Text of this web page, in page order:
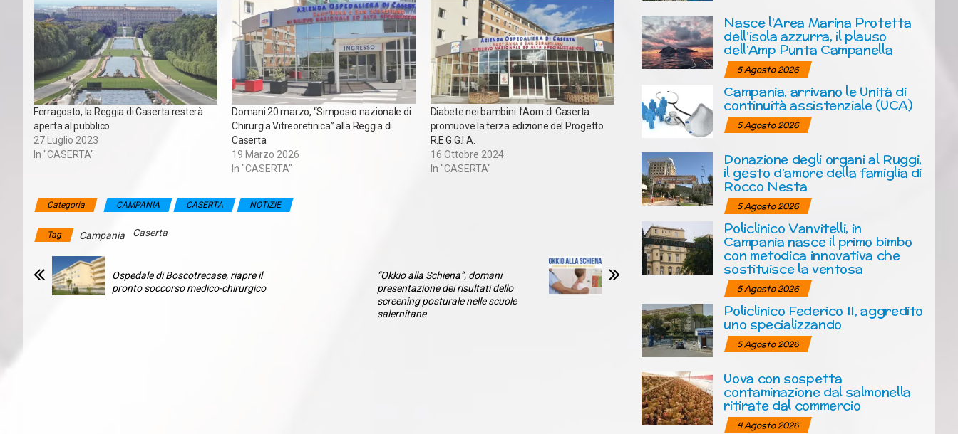
Ferragosto, la Reggia di Caserta resterà
aperta al pubblico
27 Luglio 2023
In "CASERTA"
Domani 20 marzo, “Simposio nazionale di
Chirurgia Vitreoretinica” alla Reggia di
Caserta
19 Marzo 2026
In "CASERTA"
Diabete nei bambini: l’Aorn di Caserta
promuove la terza edizione del Progetto
R.E.G.G.I.A.
16 Ottobre 2024
In "CASERTA"
Categoria CAMPANIA CASERTA NOTIZIE
Tag Campania Caserta
Ospedale di Boscotrecase, riapre il
pronto soccorso medico-chirurgico
“Okkio alla Schiena”, domani
presentazione dei risultati dello
screening posturale nelle scuole
salernitane
Nasce l’Area Marina Protetta
dell’isola azzurra, il plauso
dell’Amp Punta Campanella
5 Agosto 2026
Campania, arrivano le Unità di
continuità assistenziale (UCA)
5 Agosto 2026
Donazione degli organi al Ruggi,
il gesto d’amore della famiglia di
Rocco Nesta
5 Agosto 2026
Policlinico Vanvitelli, in
Campania nasce il primo bimbo
con metodica innovativa che
sostituisce la ventosa
5 Agosto 2026
Policlinico Federico II, aggredito
uno specializzando
5 Agosto 2026
Uova con sospetta
contaminazione dal salmonella
ritirate dal commercio
4 Agosto 2026